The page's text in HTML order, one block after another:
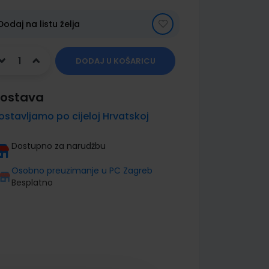
na listu želja
DODAJ U KOŠARICU
po cijeloj Hrvatskoj
Dostupno za narudžbu
Osobno preuzimanje u PC Zagreb
Besplatno